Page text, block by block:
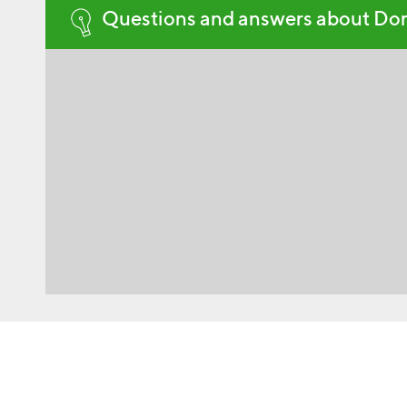
Questions and answers about